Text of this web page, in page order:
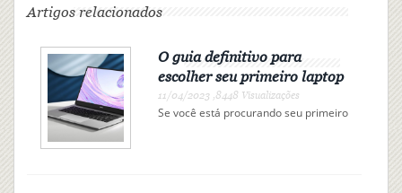
Artigos relacionados
O guia definitivo para
escolher seu primeiro laptop
11/04/2023 ,8448 Visualizações
Se você está procurando seu primeiro